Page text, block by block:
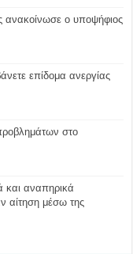
ανακοίνωσε ο υποψήφιος
επίδομα ανεργίας
στο
και αναπηρικά
αίτηση μέσω της